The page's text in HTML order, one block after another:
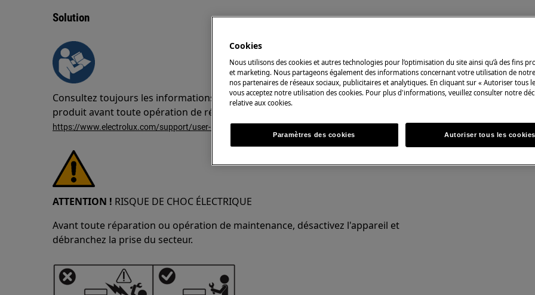
Solution
Consultez toujours les informations de sécurité du manuel d'utilisation de votre
produit avant toute opération de réparation ou de maintenance.
https://www.electrolux.com/support/user-manuals/
ATTENTION ! RISQUE DE CHOC ÉLECTRIQUE
Avant toute réparation ou opération de maintenance, désactivez l'appareil et
débranchez la prise du secteur.
Cookies
Nous utilisons des cookies et autres technologies pour l’optimisation du site ainsi qu’à des fins
et marketing. Nous partageons également des informations concernant votre utilisation de
nos partenaires de réseaux sociaux, publicitaires et analytiques. En cliquant sur « Autoriser tous
vous acceptez notre utilisation des cookies. Pour plus d'informations, veuillez consulter notre
relative aux cookies.
Paramètres des cookies Autoriser tous les cookies